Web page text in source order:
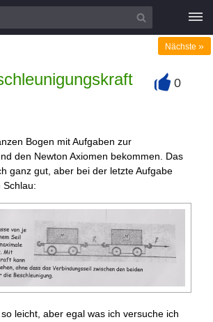
Nächste »
0
Bogen mit Aufgaben zur
den Newton Axiomen bekommen. Das
ganz gut, aber bei der letzte Aufgabe
Schlau:
leicht, aber egal was ich versuche ich